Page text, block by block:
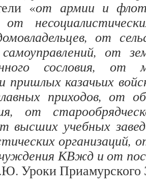
«от армии и
от
от
самоуправлений, от
сословия, от
пришлых казачьих
приходов, от
от
высших учебных
организаций,
КВжд и от
Уроки Приамурского